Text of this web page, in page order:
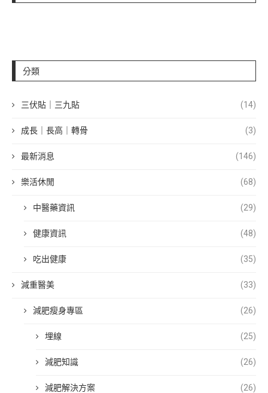
分類
三伏貼｜三九貼 (14)
成長｜長高｜轉骨 (3)
最新消息 (146)
樂活休閒 (68)
中醫藥資訊 (29)
健康資訊 (48)
吃出健康 (35)
減重醫美 (33)
減肥瘦身專區 (26)
埋線 (25)
減肥知識 (26)
減肥解決方案 (26)